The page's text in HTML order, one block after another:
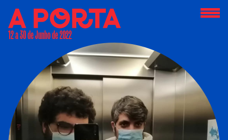
12 a 30 de Junho de 2022